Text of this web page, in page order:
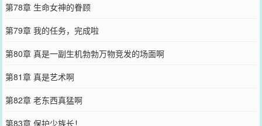
第78章 生命女神的眷顾
第79章 我的任务，完成啦
第80章 真是一副生机勃勃万物竞发的场面啊
第81章 真是艺术啊
第82章 老东西真猛啊
第83章 保护少族长！